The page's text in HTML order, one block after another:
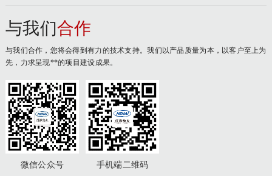
与我们合作
与我们合作，您将会得到有力的技术支持。我们以产品质量为本，以客户至上为
先，力求呈现**的项目建设成果。
微信公众号 手机端二维码